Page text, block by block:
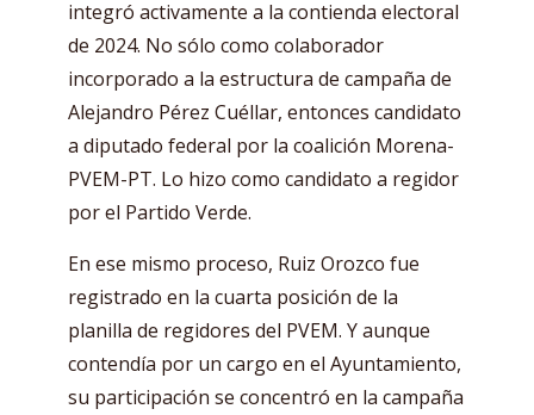
integró activamente a la contienda electoral
de 2024. No sólo como colaborador
incorporado a la estructura de campaña de
Alejandro Pérez Cuéllar, entonces candidato
a diputado federal por la coalición Morena-
PVEM-PT. Lo hizo como candidato a regidor
por el Partido Verde.
En ese mismo proceso, Ruiz Orozco fue
registrado en la cuarta posición de la
planilla de regidores del PVEM. Y aunque
contendía por un cargo en el Ayuntamiento,
su participación se concentró en la campaña